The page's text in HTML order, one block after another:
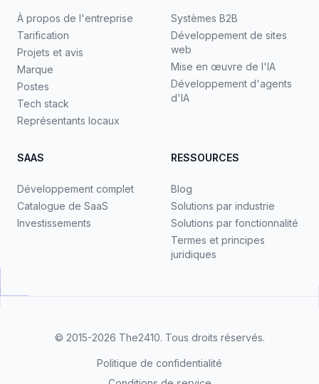
À propos de l'entreprise
Tarification
Projets et avis
Marque
Postes
Tech stack
Représentants locaux
Systèmes B2B
Développement de sites
web
Mise en œuvre de l'IA
Développement d'agents
d'IA
SAAS
Développement complet
Catalogue de SaaS
Investissements
RESSOURCES
Blog
Solutions par industrie
Solutions par fonctionnalité
Termes et principes
juridiques
© 2015-2026 The2410. Tous droits réservés.
Politique de confidentialité